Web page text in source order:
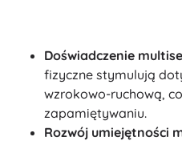
Doświadczenie
fizyczne stymulują
wzrokowo-ruchową,
zapamiętywaniu.
Rozwój umiejętności